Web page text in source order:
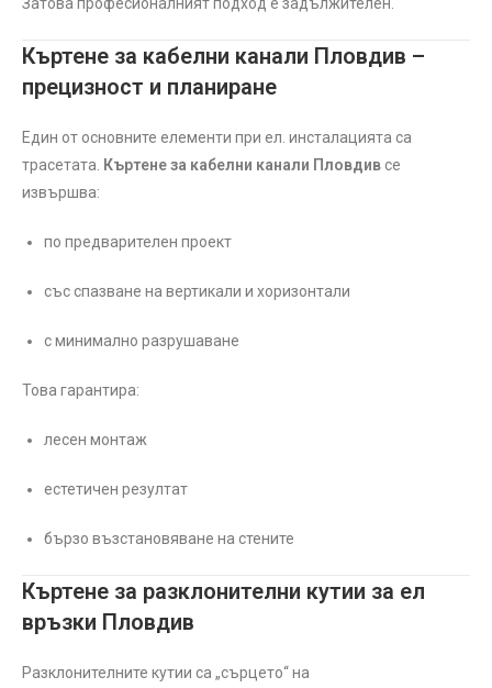
Къртене за кабелни канали Пловдив –
прецизност и планиране
Един от основните елементи при ел. инсталацията са
трасетата. Къртене за кабелни канали Пловдив се
извършва:
по предварителен проект
със спазване на вертикали и хоризонтали
с минимално разрушаване
Това гарантира:
лесен монтаж
естетичен резултат
бързо възстановяване на стените
Къртене за разклонителни кутии за ел
връзки Пловдив
Разклонителните кутии са „сърцето“ на